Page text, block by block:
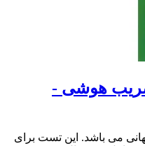
ضریب هوشی -
می باشد. این تست برای